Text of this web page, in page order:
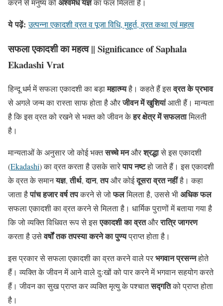
करने से मनुष्य को का फल मिलता है।
ये पढ़ें:उत्पन्ना एकादशी व्रत व पूजा विधि, मुहूर्त, व्रत कथा एवं महत्व
सफलाएकादशीकामहत्व|| Significance of Saphala
Ekadashi Vrat
हिन्‍दू धर्म में सफला एकादशी का बड़ामहात्‍म्‍यहै। कहते हैं इसव्रत के प्रभाव
से अगले जन्म का रास्ता साफ होता है औरजीवन में खुशियांआती हैं। मान्‍यता
है कि इस व्रत को रखने से भक्‍त को जीवन केहर क्षेत्र में सफलतामिलती
है।
मान्यताओं के अनुसार जो कोई भक्‍तसच्‍चे मनऔरश्रद्धासे इस एकादशी
(Ekadashi) का व्रत करता है उसके सारेपाप नष्‍टहो जाते हैं। इस एकादशी
के व्रत के समानयज्ञ,तीर्थ,दान,तपऔर कोईदूसरा व्रत नहींहै। कहा
जाता हैपांच हजार वर्ष तपकरने से जोफलमिलता है, उससे भीअधिक फल
सफला एकादशी का व्रत करने से मिलता है। धार्मिक पुराणों में बताया गया है
कि जो व्यक्ति विधिवत रूप से इसएकादशी का व्रतऔररात्रि जागरण
करता है उसेवर्षों तक तपस्या करने का पुण्यप्राप्त होता है।
इस प्रकार से सफला एकादशी का व्रत करने वाले परभगवान प्रसन्नहोते
हैं। व्यक्ति के जीवन में आने वाले दुःखों को पार करने में भगवान सहयोग करते
हैं। जीवन का सुख प्राप्त कर व्यक्ति मृत्यु के पश्चातसद्गतिको प्राप्त होता
है।